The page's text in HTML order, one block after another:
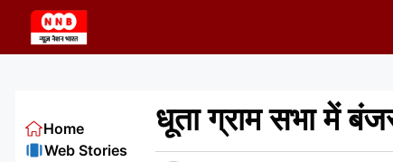
content
धूता ग्राम सभा में
Home
Web Stories